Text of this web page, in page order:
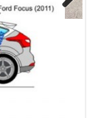
Next